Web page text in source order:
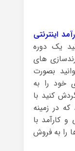
اینترنتی
یک دوره
های
بصورت
خود را به
کنید با
در زمینه
کارآمد با
را به فروش